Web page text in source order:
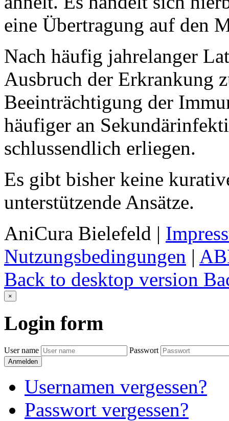
eine Übertragung auf den
Nach häufig jahrelanger
Ausbruch der Erkrankung
Beeinträchtigung der
häufiger an
schlussendlich erliegen.
Es gibt bisher keine
unterstützende Ansätze.
AniCura Bielefeld |
Nutzungsbedingungen |
Back to desktop version
×
Login form
User name Passwort
Anmelden
Usernamen vergessen?
Passwort vergessen?